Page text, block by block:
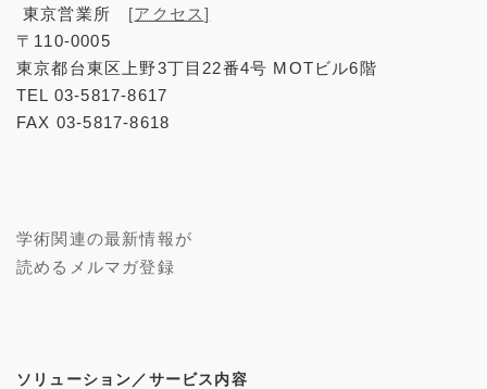
東京営業所 [アクセス]
〒110-0005
東京都台東区上野3丁目22番4号 MOTビル6階
TEL 03-5817-8617
FAX 03-5817-8618
学術関連の最新情報が
読めるメルマガ登録
ソリューション／サービス内容